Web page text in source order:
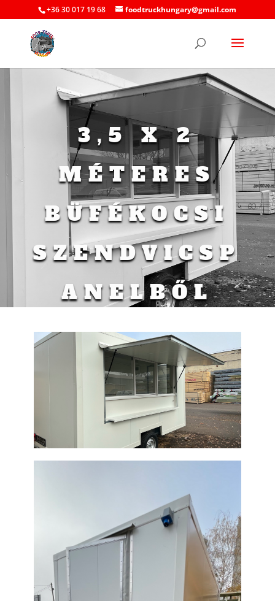
+36 30 017 19 68 foodtruckhungary@gmail.com
3,5 X 2
MÉTERES
BÜFÉKOCSI
SZENDVICSP
ANELBŐL